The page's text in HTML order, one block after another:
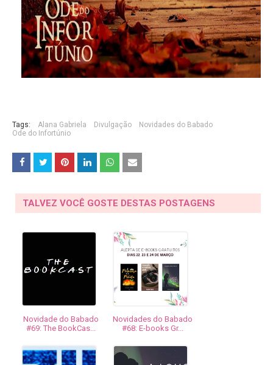
Tags: Alana Gabriela Divulgação
Novidades do Babado
Ode do Infortúnio
TALVEZ VOCÊ GOSTE DESTAS POSTAGENS
Novidade do Babado
#69: The BookCas...
Novidades do Babado
#68: E-books Gr...